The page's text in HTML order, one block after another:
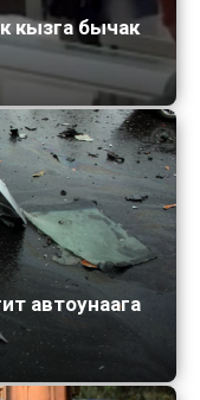
кызга бычак
автоунаага